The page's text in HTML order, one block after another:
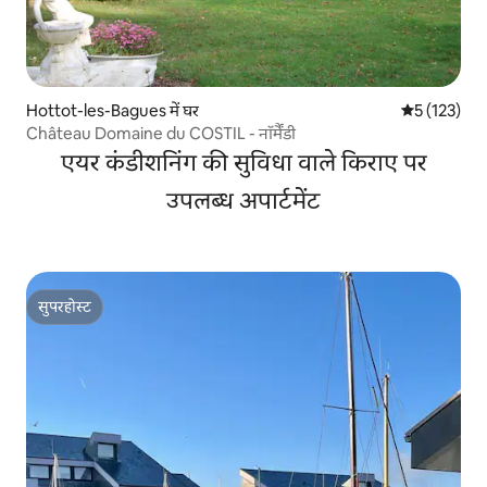
Hottot-les-Bagues में घर औसत रेटिंग 5
5 (123)
Château Domaine du COSTIL - नॉर्मैंडी
एयर कंडीशनिंग की सुविधा वाले किराए पर
उपलब्ध अपार्टमेंट
सुपरहोस्ट
सुपरहोस्ट